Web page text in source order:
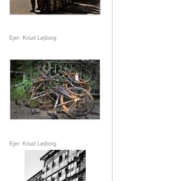
Ejer: Knud Løjborg
Ejer: Knud Løjborg